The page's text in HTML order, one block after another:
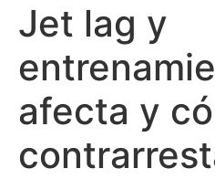
Jet lag y
afecta y